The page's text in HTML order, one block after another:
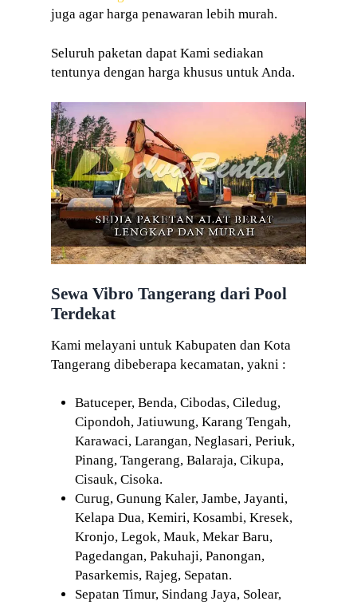
juga agar harga penawaran lebih murah.
Seluruh paketan dapat Kami sediakan
tentunya dengan harga khusus untuk Anda.
Sewa Vibro Tangerang dari Pool
Terdekat
Kami melayani untuk Kabupaten dan Kota
Tangerang dibeberapa kecamatan, yakni :
Batuceper, Benda, Cibodas, Ciledug,
Cipondoh, Jatiuwung, Karang Tengah,
Karawaci, Larangan, Neglasari, Periuk,
Pinang, Tangerang, Balaraja, Cikupa,
Cisauk, Cisoka.
Curug, Gunung Kaler, Jambe, Jayanti,
Kelapa Dua, Kemiri, Kosambi, Kresek,
Kronjo, Legok, Mauk, Mekar Baru,
Pagedangan, Pakuhaji, Panongan,
Pasarkemis, Rajeg, Sepatan.
Sepatan Timur, Sindang Jaya, Solear,